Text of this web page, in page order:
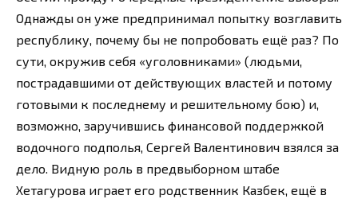
Однажды он уже предпринимал попытку возглавить
республику, почему бы не попробовать ещё раз? По
сути, окружив себя «уголовниками» (людьми,
пострадавшими от действующих властей и потому
готовыми к последнему и решительному бою) и,
возможно, заручившись финансовой поддержкой
водочного подполья, Сергей Валентинович взялся за
дело. Видную роль в предвыборном штабе
Хетагурова играет его родственник Казбек, ещё в